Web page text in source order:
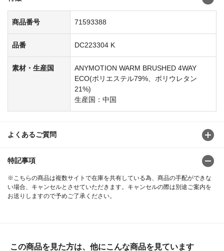
商品番号 71593388
品番 DC223304 K
素材・生産国
ANYMOTION WARM BRUSHED 4WAY
ECO(ポリエステル79%、ポリウレタン
21%)
生産国：中国
よくあるご質問
特記事項
※こちらの商品は複数サイトで在庫を共有している為、商品の手配ができな
い場合、キャンセルとさせていただきます。キャンセルの際は別途ご案内を
お送りしますので予めご了承ください。
この商品を見た方は、他にこんな商品を見ています